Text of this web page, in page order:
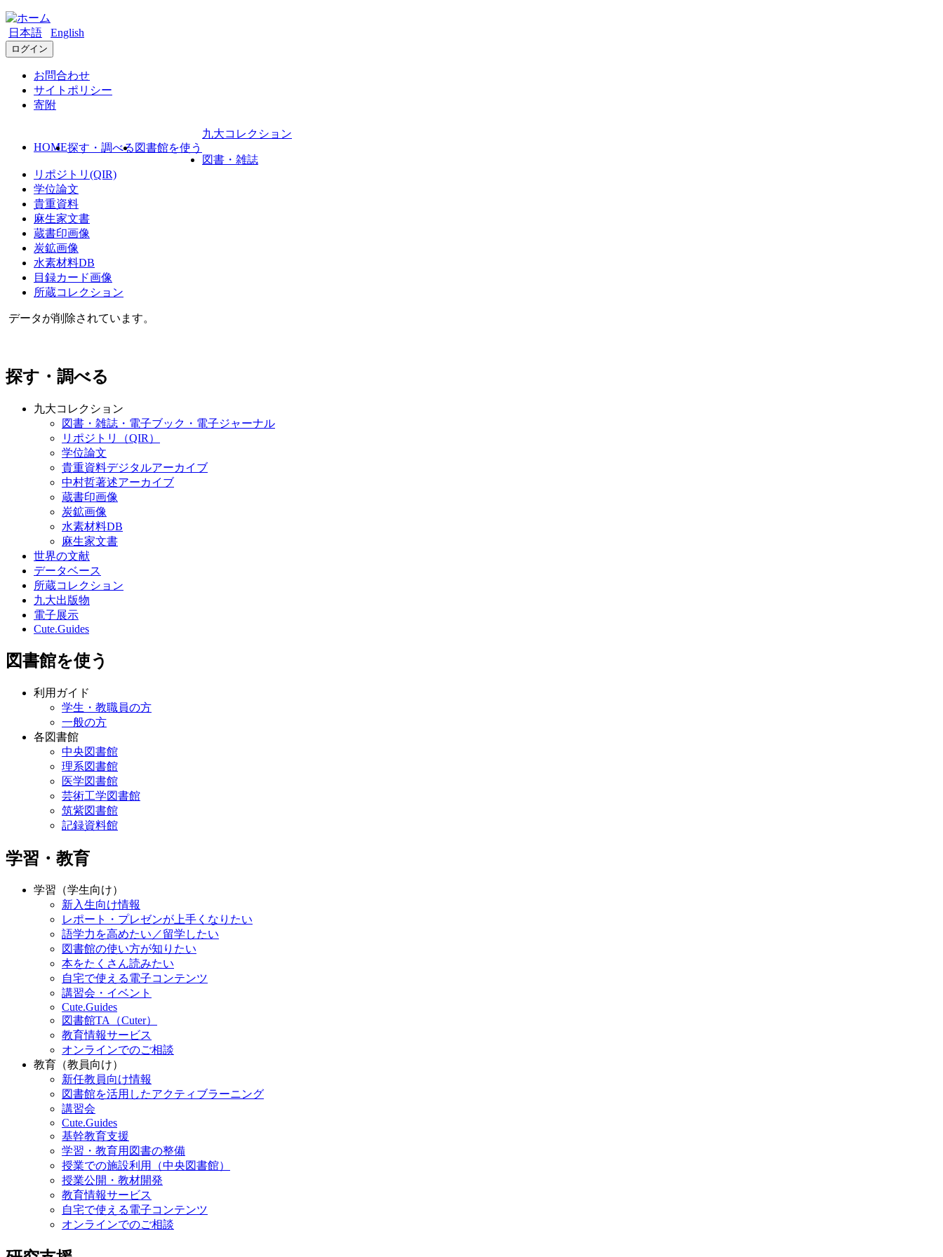
日本語 English
ログイン
お問合わせ
サイトポリシー
寄附
HOME探す・調べる 図書館を使う
九大コレクション
図書・雑誌
リポジトリ(QIR)
学位論文
貴重資料
麻生家文書
蔵書印画像
炭鉱画像
水素材料DB
目録カード画像
所蔵コレクション
データが削除されています。
探す・調べる
九大コレクション
図書・雑誌・電子ブック・電子ジャーナル
リポジトリ（QIR）
学位論文
貴重資料デジタルアーカイブ
中村哲著述アーカイブ
蔵書印画像
炭鉱画像
水素材料DB
麻生家文書
世界の文献
データベース
所蔵コレクション
九大出版物
電子展示
Cute.Guides
図書館を使う
利用ガイド
学生・教職員の方
一般の方
各図書館
中央図書館
理系図書館
医学図書館
芸術工学図書館
筑紫図書館
記録資料館
学習・教育
学習（学生向け）
新入生向け情報
レポート・プレゼンが上手くなりたい
語学力を高めたい／留学したい
図書館の使い方が知りたい
本をたくさん読みたい
自宅で使える電子コンテンツ
講習会・イベント
Cute.Guides
図書館TA（Cuter）
教育情報サービス
オンラインでのご相談
教育（教員向け）
新任教員向け情報
図書館を活用したアクティブラーニング
講習会
Cute.Guides
基幹教育支援
学習・教育用図書の整備
授業での施設利用（中央図書館）
授業公開・教材開発
教育情報サービス
自宅で使える電子コンテンツ
オンラインでのご相談